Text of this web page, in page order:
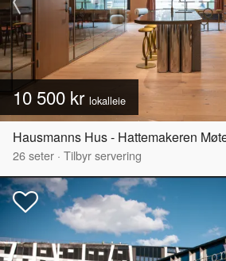
10 500 kr lokalleie
Hausmanns Hus - Hattemakeren
26seter · Tilbyr servering